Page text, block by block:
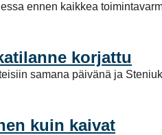
ennen kaikkea
korjattu
samana päivänä ja
kuin kaivat